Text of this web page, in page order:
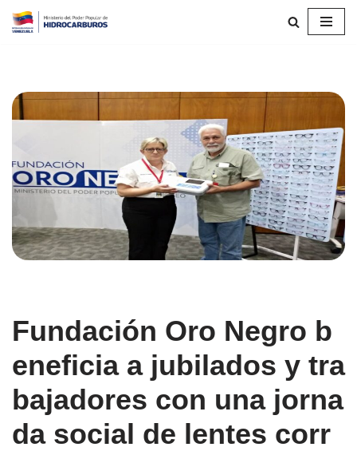
Fundación Oro Negro b
eneficia a jubilados y tra
bajadores con una jorna
da social de lentes corr